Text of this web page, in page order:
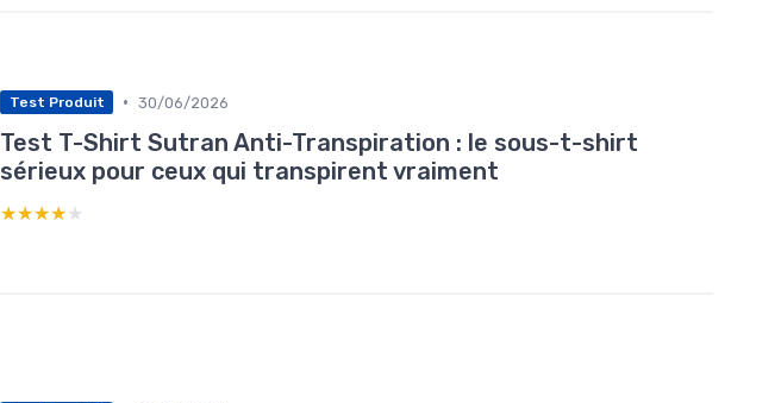
Test Produit • 30/06/2026
Test T-Shirt Sutran Anti-Transpiration : le sous-t-shirt
sérieux pour ceux qui transpirent vraiment
★★★★★
★★★★★